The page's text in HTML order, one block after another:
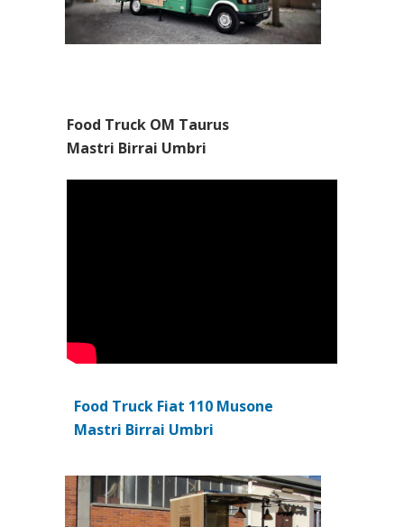
Food Truck OM Taurus
Mastri Birrai Umbri
Food Truck Fiat 110 Musone
Mastri Birrai Umbri(si apre in una nuova scheda)